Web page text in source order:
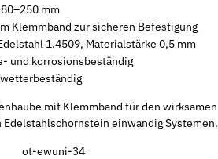
mm
Klemmband zur sicheren Befestigung
1.4509, Materialstärke 0,5 mm
und korrosionsbeständig
mit Klemmband für den wirksamen
einwandig Systemen.
ot-ewuni-34